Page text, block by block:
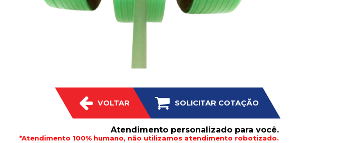
VOLTAR SOLICITAR COTAÇÃO
Atendimento personalizado para você.
*Atendimento 100% humano, não utilizamos atendimento robotizado.